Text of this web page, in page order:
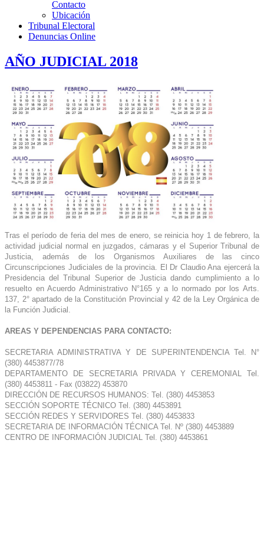
Contacto
Ubicación
Tribunal Electoral
Denuncias Online
AÑO JUDICIAL 2018
Tras el período de feria del mes de enero, se reinicia hoy 1 de febrero, la
actividad judicial normal en juzgados, cámaras y el Superior Tribunal de
Justicia, además de los Organismos Auxiliares de las cinco
Circunscripciones Judiciales de la provincia. El Dr Claudio Ana ejercerá la
Presidencia del Tribunal Superior de Justicia dando cumplimiento a lo
resuelto en Acuerdo Administrativo N°165 y a lo normado por los Arts.
137, 2° apartado de la Constitución Provincial y 42 de la Ley Orgánica de
la Función Judicial.
AREAS Y DEPENDENCIAS PARA CONTACTO:
SECRETARIA ADMINISTRATIVA Y DE SUPERINTENDENCIA Tel. N°
(380) 4453877/78
DEPARTAMENTO DE SECRETARIA PRIVADA Y CEREMONIAL Tel.
(380) 4453811 - Fax (03822) 453870
DIRECCIÓN DE RECURSOS HUMANOS: Tel. (380) 4453853
SECCIÓN SOPORTE TÉCNICO Tel. (380) 4453891
SECCIÓN REDES Y SERVIDORES Tel. (380) 4453833
SECRETARIA DE INFORMACIÓN TÉCNICA Tel. Nº (380) 4453889
CENTRO DE INFORMACIÓN JUDICIAL Tel. (380) 4453861